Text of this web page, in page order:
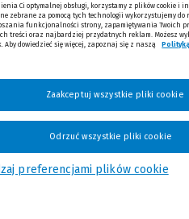
Ci optymalnej obsługi, korzystamy z plików cookie i
zebrane za pomocą tych technologii wykorzystujemy do
funkcjonalności strony, zapamiętywania Twoich
treści oraz najbardziej przydatnych reklam. Możesz
Aby dowiedzieć się więcej, zapoznaj się z naszą
preferencjami plików cookie
Odrzuć wszystkie pliki cookie
Zaakceptuj wszystkie pliki cookie